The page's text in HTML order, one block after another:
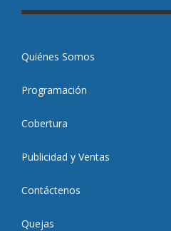
Quiénes Somos
Programación
Cobertura
Publicidad y Ventas
Contáctenos
Quejas